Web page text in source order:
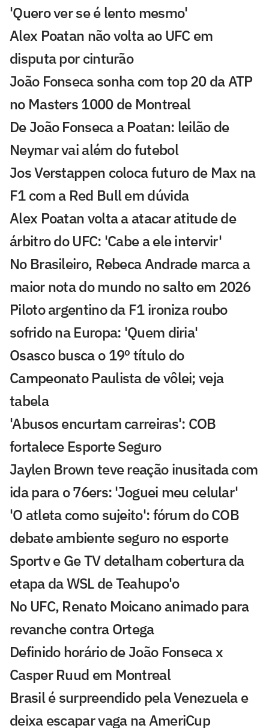
'Quero ver se é lento mesmo'
Alex Poatan não volta ao UFC em
disputa por cinturão
João Fonseca sonha com top 20 da ATP
no Masters 1000 de Montreal
De João Fonseca a Poatan: leilão de
Neymar vai além do futebol
Jos Verstappen coloca futuro de Max na
F1 com a Red Bull em dúvida
Alex Poatan volta a atacar atitude de
árbitro do UFC: 'Cabe a ele intervir'
No Brasileiro, Rebeca Andrade marca a
maior nota do mundo no salto em 2026
Piloto argentino da F1 ironiza roubo
sofrido na Europa: 'Quem diria'
Osasco busca o 19º título do
Campeonato Paulista de vôlei; veja
tabela
'Abusos encurtam carreiras': COB
fortalece Esporte Seguro
Jaylen Brown teve reação inusitada com
ida para o 76ers: 'Joguei meu celular'
'O atleta como sujeito': fórum do COB
debate ambiente seguro no esporte
Sportv e Ge TV detalham cobertura da
etapa da WSL de Teahupo'o
No UFC, Renato Moicano animado para
revanche contra Ortega
Definido horário de João Fonseca x
Casper Ruud em Montreal
Brasil é surpreendido pela Venezuela e
deixa escapar vaga na AmeriCup